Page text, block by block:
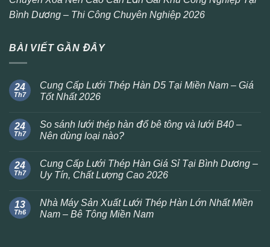
Bình Dương – Thi Công Chuyên Nghiệp 2026
BÀI VIẾT GẦN ĐÂY
24
Th7
Cung Cấp Lưới Thép Hàn D5 Tại Miền Nam – Giá
Tốt Nhất 2026
24
Th7
So sánh lưới thép hàn đổ bê tông và lưới B40 –
Nên dùng loại nào?
24
Th7
Cung Cấp Lưới Thép Hàn Giá Sỉ Tại Bình Dương –
Uy Tín, Chất Lượng Cao 2026
13
Th6
Nhà Máy Sản Xuất Lưới Thép Hàn Lớn Nhất Miền
Nam – Bê Tông Miền Nam